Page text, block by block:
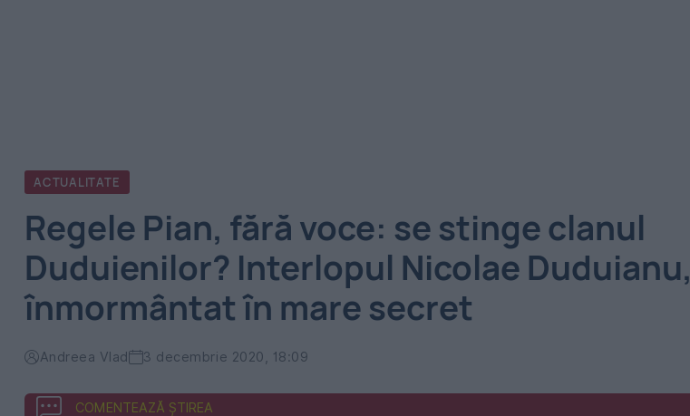
ACTUALITATE
Regele Pian, fără voce: se stinge clanul
Duduienilor? Interlopul Nicolae Duduianu,
înmormântat în mare secret
Andreea Vlad 3 decembrie 2020, 18:09
COMENTEAZĂ ȘTIREA